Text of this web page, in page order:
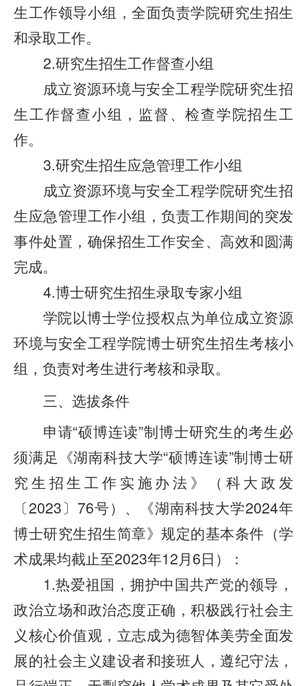
生工作领导小组，全面负责学院研究生招生
和录取工作。
2.研究生招生工作督查小组
成立资源环境与安全工程学院研究生招
生工作督查小组，监督、检查学院招生工
作。
3.研究生招生应急管理工作小组
成立资源环境与安全工程学院研究生招
生应急管理工作小组，负责工作期间的突发
事件处置，确保招生工作安全、高效和圆满
完成。
4.博士研究生招生录取专家小组
学院以博士学位授权点为单位成立资源
环境与安全工程学院博士研究生招生考核小
组，负责对考生进行考核和录取。
三、选拔条件
申请“硕博连读”制博士研究生的考生必
须满足《湖南科技大学“硕博连读”制博士研
究生招生工作实施办法》（科大政发
〔2023〕76号）、《湖南科技大学2024年
博士研究生招生简章》规定的基本条件（学
术成果均截止至2023年12月6日）：
1.热爱祖国，拥护中国共产党的领导，
政治立场和政治态度正确，积极践行社会主
义核心价值观，立志成为德智体美劳全面发
展的社会主义建设者和接班人，遵纪守法，